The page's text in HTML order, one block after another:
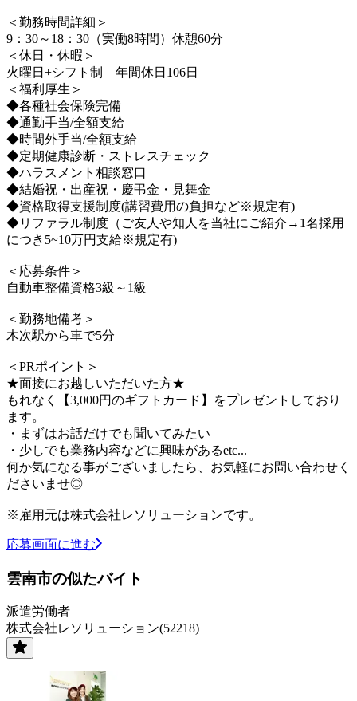
＜勤務時間詳細＞
9：30～18：30（実働8時間）休憩60分
＜休日・休暇＞
火曜日+シフト制 年間休日106日
＜福利厚生＞
◆各種社会保険完備
◆通勤手当/全額支給
◆時間外手当/全額支給
◆定期健康診断・ストレスチェック
◆ハラスメント相談窓口
◆結婚祝・出産祝・慶弔金・見舞金
◆資格取得支援制度(講習費用の負担など※規定有)
◆リファラル制度（ご友人や知人を当社にご紹介→1名採用
につき5~10万円支給※規定有)
＜応募条件＞
自動車整備資格3級～1級
＜勤務地備考＞
木次駅から車で5分
＜PRポイント＞
★面接にお越しいただいた方★
もれなく【3,000円のギフトカード】をプレゼントしており
ます。
・まずはお話だけでも聞いてみたい
・少しでも業務内容などに興味があるetc...
何か気になる事がございましたら、お気軽にお問い合わせく
ださいませ◎
※雇用元は株式会社レソリューションです。
応募画面に進む
雲南市の似たバイト
派遣労働者
株式会社レソリューション(52218)